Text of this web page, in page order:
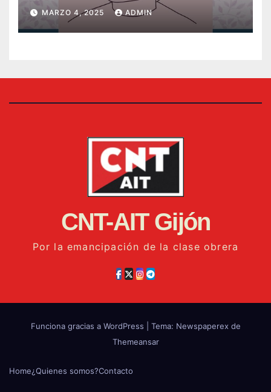
MARZO 4, 2025 ADMIN
CNT-AIT Gijón
Por la emancipación de la clase obrera
Funciona gracias a WordPress
Tema: Newspaperex de
Themeansar
Home¿Quienes somos?Contacto